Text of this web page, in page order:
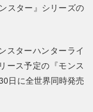
スター』シリーズの
スターハンターライ
ース予定の『モンス
日に全世界同時発売